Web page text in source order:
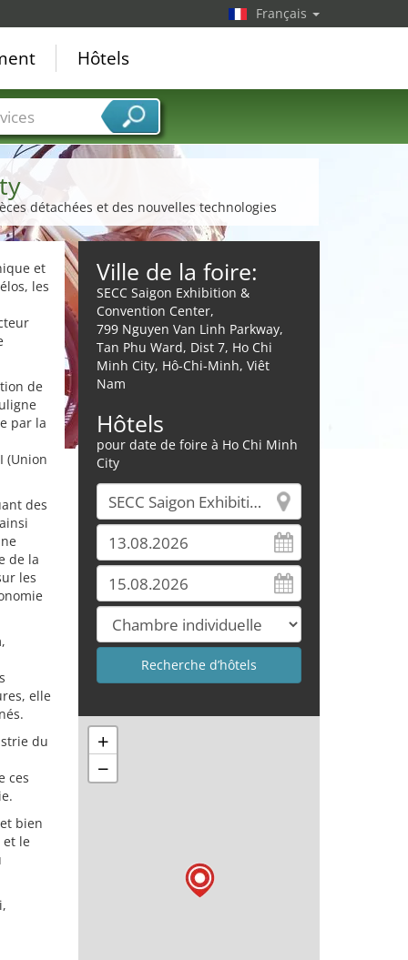
détachées et des nouvelles technologies
et
les
de
par la
(Union
des
de la
les
elle
du
ces
bien
et le
Ville de la foire:
SECC Saigon Exhibition &
Convention Center,
799 Nguyen Van Linh Parkway,
Tan Phu Ward, Dist 7, Ho Chi
Minh City, Hô-Chi-Minh, Viêt
Nam
Hôtels
pour date de foire à Ho Chi Minh
City
+
−
Français
Hôtels